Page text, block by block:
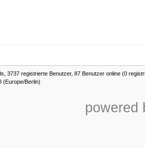
3737 registrierte Benutzer, 87 Benutzer online (0
(Europe/Berlin)
powered